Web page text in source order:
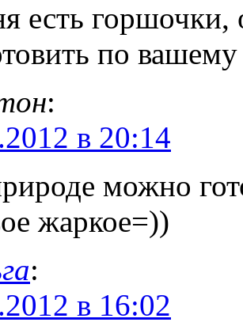
есть горшочки,
по
:
в 20:14
можно
жаркое=))
:
в 16:02